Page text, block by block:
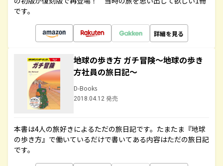
です。
詳細を見る
地球の歩き方 ガチ冒険～地球の歩き
方社員の旅日記～
D-Books
2018.04.12 発売
本書は4人の旅好きによるただの旅日記です。たまたま『地球
の歩き方』で働いているだけで書いてある内容はただの旅日記
です。